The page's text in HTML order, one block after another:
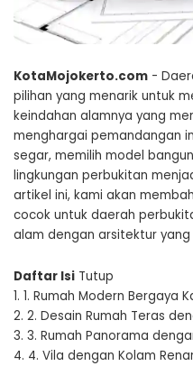
KotaMojokerto.com -
pilihan yang menarik untuk
keindahan alamnya yang
menghargai pemandangan
segar, memilih model
lingkungan perbukitan
artikel ini, kami akan
cocok untuk daerah
alam dengan arsitektur yang
Daftar Isi Tutup
1. 1. Rumah Modern Bergaya
2. 2. Desain Rumah Teras
3. 3. Rumah Panorama
4. 4. Vila dengan Kolam